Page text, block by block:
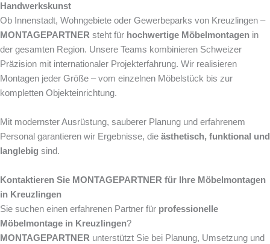
Handwerkskunst
Ob Innenstadt, Wohngebiete oder Gewerbeparks von Kreuzlingen –
MONTAGEPARTNER steht für hochwertige Möbelmontagen in
der gesamten Region. Unsere Teams kombinieren Schweizer
Präzision mit internationaler Projekterfahrung. Wir realisieren
Montagen jeder Größe – vom einzelnen Möbelstück bis zur
kompletten Objekteinrichtung.
Mit modernster Ausrüstung, sauberer Planung und erfahrenem
Personal garantieren wir Ergebnisse, die ästhetisch, funktional und
langlebig sind.
Kontaktieren Sie MONTAGEPARTNER für Ihre Möbelmontagen
in Kreuzlingen
Sie suchen einen erfahrenen Partner für professionelle
Möbelmontage in Kreuzlingen?
MONTAGEPARTNER unterstützt Sie bei Planung, Umsetzung und